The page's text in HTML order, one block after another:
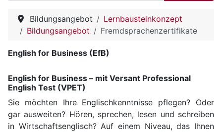
Bildungsangebot
Lernbausteinkonzept
Bildungsangebot
Fremdsprachenzertifikate
English for Business (EfB)
English for Business – mit Versant Professional
English Test (VPET)
Sie möchten Ihre Englischkenntnisse pflegen? Oder
gar ausweiten? Hören, sprechen, lesen und schreiben
in Wirtschaftsenglisch? Auf einem Niveau, das Ihnen